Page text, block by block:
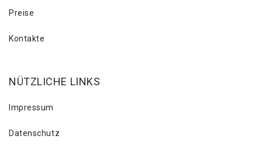
Preise
Kontakte
NÜTZLICHE LINKS
Impressum
Datenschutz